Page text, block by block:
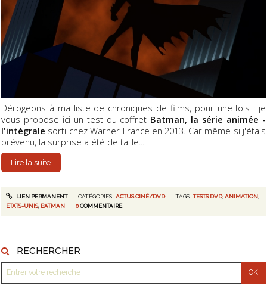
Dérogeons à ma liste de chroniques de films, pour une fois : je
vous propose ici un test du coffret Batman, la série animée -
l'intégrale sorti chez Warner France en 2013. Car même si j'étais
prévenu, la surprise a été de taille...
Lire la suite
LIEN PERMANENT CATÉGORIES :ACTUS CINÉ/DVD TAGS :TESTS DVD,ANIMATION,
ÉTATS-UNIS, BATMAN 0COMMENTAIRE
RECHERCHER